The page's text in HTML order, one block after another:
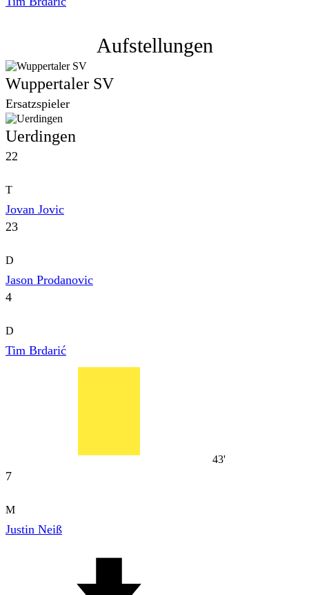
Aufstellungen
Wuppertaler SV
Ersatzspieler
Uerdingen
22
T
Jovan Jovic
23
D
Jason Prodanovic
4
D
Tim Brdarić
43'
7
M
Justin Neiß